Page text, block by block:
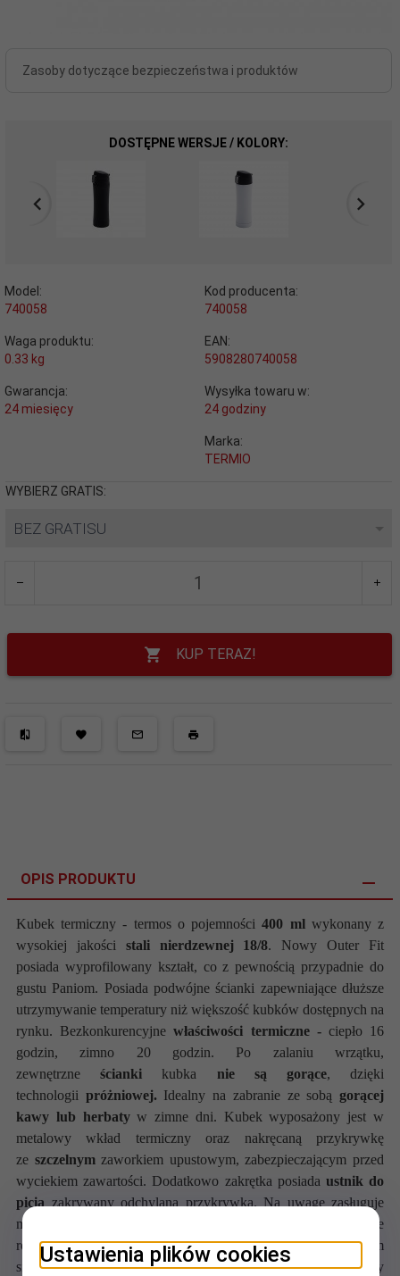
Zasoby dotyczące bezpieczeństwa i produktów
DOSTĘPNE WERSJE / KOLORY:
Model:
740058
Kod producenta:
740058
Waga produktu:
0.33 kg
EAN:
5908280740058
Gwarancja:
24 miesięcy
Wysyłka towaru w:
24 godziny
Marka:
TERMIO
WYBIERZ GRATIS:
BEZ GRATISU
KUP TERAZ!
OPIS PRODUKTU
Kubek termiczny - termos o pojemności400 mlwykonany z
wysokiej jakości stali nierdzewnej 18/8. Nowy Outer Fit
posiada wyprofilowany kształt, co z pewnością przypadnie do
gustu Paniom. Posiada podwójne ścianki zapewniające dłuższe
utrzymywanie temperatury niż większość kubków dostępnych na
rynku. Bezkonkurencyjne właściwości termiczne - ciepło 16
godzin, zimno 20 godzin.
Po zalaniu wrzątku,
zewnętrzneściankikubka nie są gorące, dzięki
technologii próżniowej. Idealny na zabranie ze sobągorącej
kawy lub herbatyw zimne dni. Kubek wyposażony jest w
metalowy wkład termiczny oraz nakręcaną przykrywkę
ze szczelnymzaworkiem upustowym, zabezpieczającym przed
wyciekiem zawartości. Dodatkowo zakrętka posiada ustnik do
picia zakrywany odchylaną przykrywką. Na uwagę zasługuje
możliwość
otwierania przykrywki, jest to wspaniałe
rozwiązanie ponieważ już nie musisz się martwić czy kubek sam
się otworzy w niefortunnym momencie - np. w torebce czy
Ustawienia plików cookies